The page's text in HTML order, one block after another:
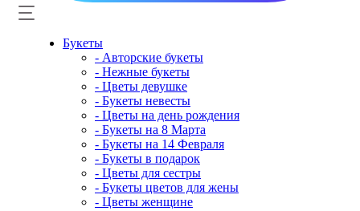
Букеты
- Авторские букеты
- Нежные букеты
- Цветы девушке
- Букеты невесты
- Цветы на день рождения
- Букеты на 8 Марта
- Букеты на 14 Февраля
- Букеты в подарок
- Цветы для сестры
- Букеты цветов для жены
- Цветы женщине